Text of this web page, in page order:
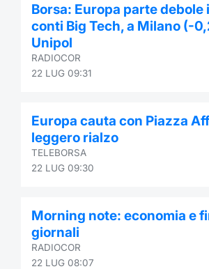
Borsa: Europa parte debole
conti Big Tech, a Milano (-
Unipol
RADIOCOR
22 LUG 09:31
Europa cauta con Piazza
leggero rialzo
TELEBORSA
22 LUG 09:30
Morning note: economia e
giornali
RADIOCOR
22 LUG 08:07